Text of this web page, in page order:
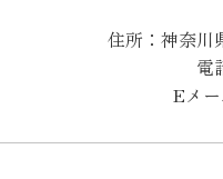
住所：神奈川
電
Eメ